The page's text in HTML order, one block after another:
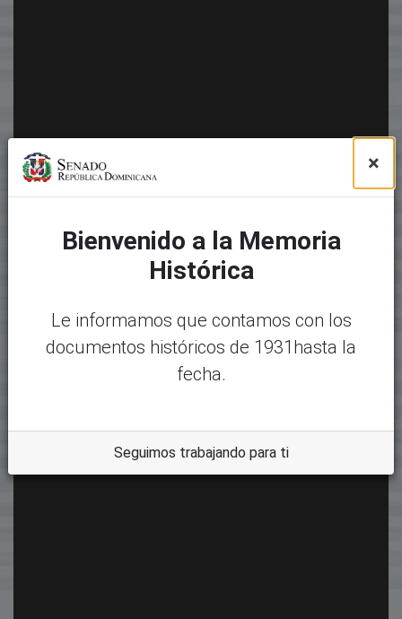
×
Bienvenido a la Memoria
Histórica
Le informamos que contamos con los
documentos históricos de 1931hasta la
fecha.
Seguimos trabajando para ti